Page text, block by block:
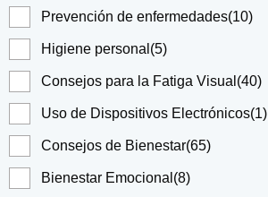
Prevención de enfermedades(10)
Higiene personal (5)
Consejos para la Fatiga Visual (40)
Uso de Dispositivos Electrónicos(1)
Consejos de Bienestar(65)
Bienestar Emocional (8)